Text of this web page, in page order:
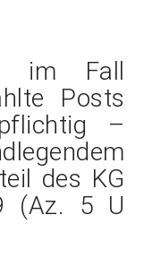
im Fall
Posts
–
des KG
(Az. 5 U